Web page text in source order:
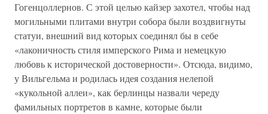
Гогенцоллернов. С этой целью кайзер захотел, чтобы над
могильными плитами внутри собора были воздвигнуты
статуи, внешний вид которых соединял бы в себе
«лаконичность стиля имперского Рима и немецкую
любовь к исторической достоверности». Отсюда, видимо,
у Вильгельма и родилась идея создания нелепой
«кукольной аллеи», как берлинцы назвали череду
фамильных портретов в камне, которые были